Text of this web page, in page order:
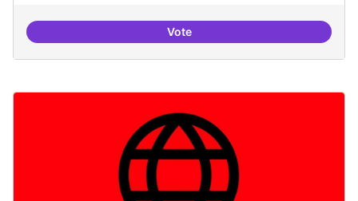
VoteBeques de recerca per